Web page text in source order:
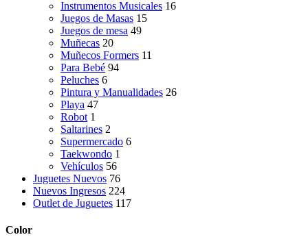
Instrumentos Musicales 16
Juegos de Masas 15
Juegos de mesa 49
Muñecas 20
Muñecos Formers 11
Para Bebé 94
Peluches 6
Pintura y Manualidades 26
Playa 47
Robot 1
Saltarines 2
Supermercado 6
Taekwondo 1
Vehículos 56
Juguetes Nuevos 76
Nuevos Ingresos 224
Outlet de Juguetes 117
Color